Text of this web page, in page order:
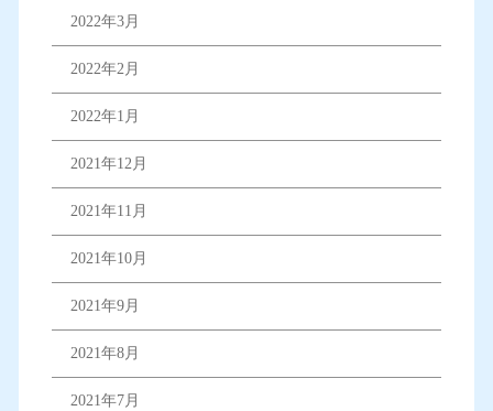
2022年3月
2022年2月
2022年1月
2021年12月
2021年11月
2021年10月
2021年9月
2021年8月
2021年7月